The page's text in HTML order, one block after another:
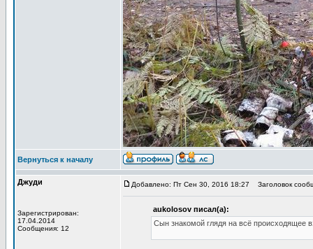
Вернуться к началу
Джуди
Зарегистрирован:
17.04.2014
Сообщения: 12
Добавлено: Пт Сен 30, 2016 18:27 Заголовок
aukolosov писал(а):
Сын знакомой глядя на всё происходящее